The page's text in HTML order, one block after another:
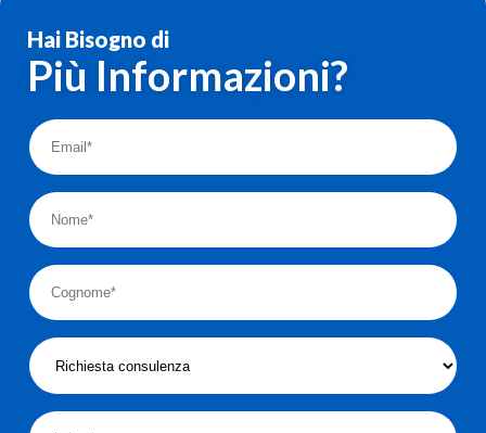
Hai Bisogno di
Più Informazioni?